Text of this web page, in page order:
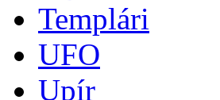
Templári
UFO
Upír